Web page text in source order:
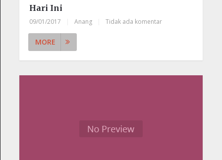
Hari Ini
09/01/2017 Anang Tidak ada komentar
MORE